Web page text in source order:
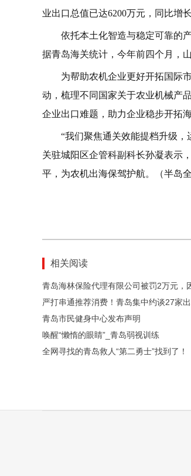
业出口总值已达6200万元，同比增
依托本土化智造与稳定可靠的
据青岛海关统计，今年前四个月，
为帮助农机企业更好开拓国际
动，梳理不同国家关于农业机械产
企业出口难题，助力企业稳步开拓海
“我们聚焦通关效能提档升级，
关驻城阳区企管科副科长孙凝表示
平，为农机出海保驾护航。（半岛
相关阅读
严打串通推荐消费！青岛集中约谈27家
青岛市民健身中心发布声明
唤醒“懒惰的眼睛”_青岛弱视训练
全网寻找的青岛救人“第二勇士”找到了！